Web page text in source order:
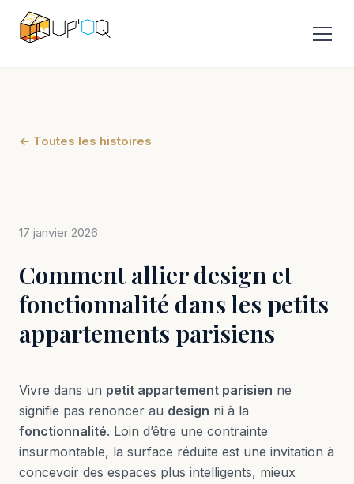
← Toutes les histoires
17 janvier 2026
Comment allier design et
fonctionnalité dans les petits
appartements parisiens
Vivre dans un petit appartement parisien ne
signifie pas renoncer au design ni à la
fonctionnalité. Loin d’être une contrainte
insurmontable, la surface réduite est une invitation à
concevoir des espaces plus intelligents, mieux